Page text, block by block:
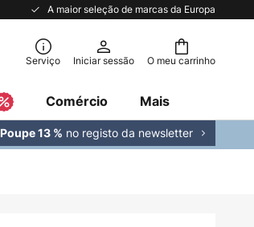
A maior seleção de marcas da Europa
O meu carrinho
Serviço Iniciar sessão
Comércio Mais
Poupe 13 % no registo da newsletter